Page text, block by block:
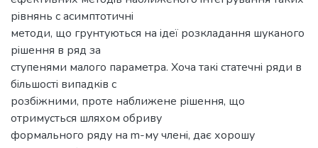
рiвнянь с асимптотичнi
методи, що грунтуються на iдeї розкладання шуканого
рiшення в ряд за
ступенями малого параметра. Хоча такi статечнi ряди в
бiльшостi випадкiв с
розбiжними, проте наближене рiшення, що
отримусться шляхом обриву
формального ряду на m-му членi, дає хорошу